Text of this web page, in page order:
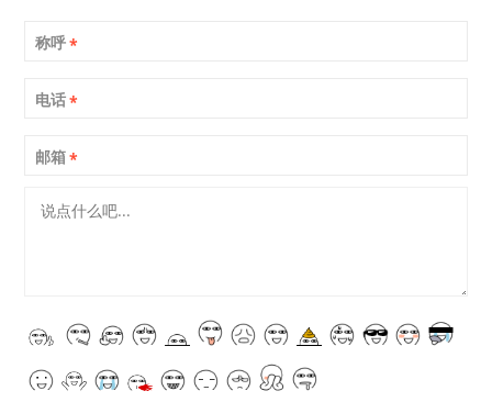
称呼*
电话*
邮箱*